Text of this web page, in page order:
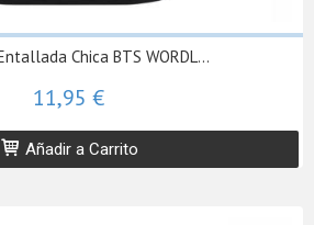
Chica BTS WORDL...
11,95 €
Añadir a Carrito